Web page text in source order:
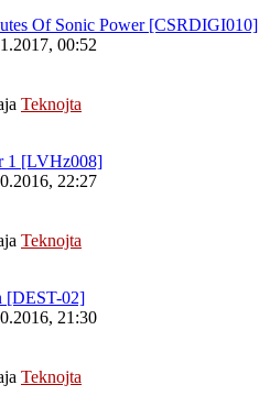
Of Sonic Power [CSRDIGI010]
00:52
Teknojta
1 [LVHz008]
22:27
Teknojta
[DEST-02]
21:30
Teknojta